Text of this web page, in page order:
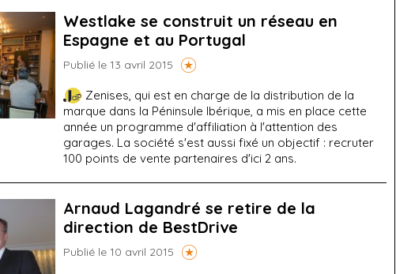
Westlake se construit un réseau en
Espagne et au Portugal
Publié le 13 avril 2015
Zenises, qui est en charge de la distribution de la
marque dans la Péninsule Ibérique, a mis en place cette
année un programme d'affiliation à l'attention des
garages. La société s'est aussi fixé un objectif : recruter
100 points de vente partenaires d'ici 2 ans.
Arnaud Lagandré se retire de la
direction de BestDrive
Publié le 10 avril 2015